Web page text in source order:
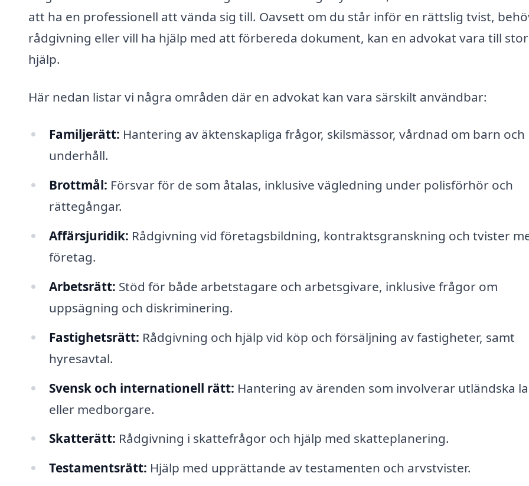
att ha en professionell att vända sig till. Oavsett om du står inför en rättslig tvist,
rådgivning eller vill ha hjälp med att förbereda dokument, kan en advokat vara till stor
hjälp.
Här nedan listar vi några områden där en advokat kan vara särskilt användbar:
Familjerätt: Hantering av äktenskapliga frågor, skilsmässor, vårdnad om barn och
underhåll.
Brottmål: Försvar för de som åtalas, inklusive vägledning under polisförhör och
rättegångar.
Affärsjuridik: Rådgivning vid företagsbildning, kontraktsgranskning och tvister
företag.
Arbetsrätt: Stöd för både arbetstagare och arbetsgivare, inklusive frågor om
uppsägning och diskriminering.
Fastighetsrätt: Rådgivning och hjälp vid köp och försäljning av fastigheter, samt
hyresavtal.
Svensk och internationell rätt: Hantering av ärenden som involverar utländska
eller medborgare.
Skatterätt: Rådgivning i skattefrågor och hjälp med skatteplanering.
Testamentsrätt: Hjälp med upprättande av testamenten och arvstvister.